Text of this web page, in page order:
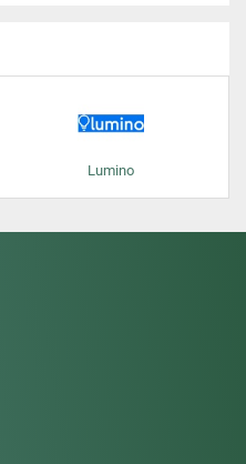
Lumino